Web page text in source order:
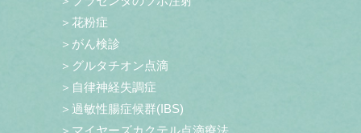
＞花粉症
＞がん検診
＞グルタチオン点滴
＞自律神経失調症
＞過敏性腸症候群(IBS)
＞マイヤーズカクテル点滴療法